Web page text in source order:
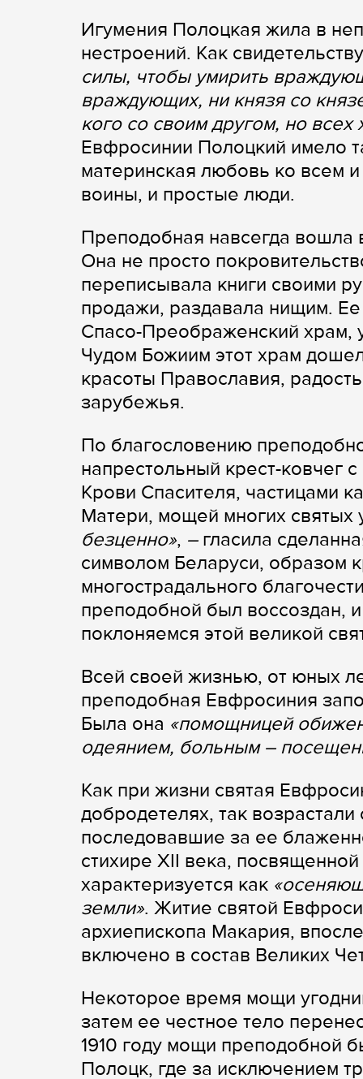
Игумения Полоцкая жила в
нестроений. Как
силы, чтобы умирить
враждующих, ни князя со
кого со своим другом, но
Евфросинии Полоцкий имело
материнская любовь ко всем
воины, и простые люди.
Преподобная навсегда вошла
Она не просто
переписывала книги своими
продажи, раздавала нищим.
Спасо-Преображенский храм,
Чудом Божиим этот храм
красоты Православия,
зарубежья.
По благословению
напрестольный крест-ковчег
Крови Спасителя, частицами
Матери, мощей многих святых
безценно», –гласила
символом Беларуси, образом
многострадального
преподобной был воссоздан,
поклоняемся этой великой
Всей своей жизнью, от юных
преподобная Евфросиния
Была она «помощницей
одеянием, больным –
Как при жизни святая
добродетелях, так
последовавшие за ее
стихире XII века, посвященной
характеризуется как
земли». Житие святой
архиепископа Макария,
включено в состав Великих
Некоторое время мощи
затем ее честное тело
1910 году мощи преподобной
Полоцк, где за исключением